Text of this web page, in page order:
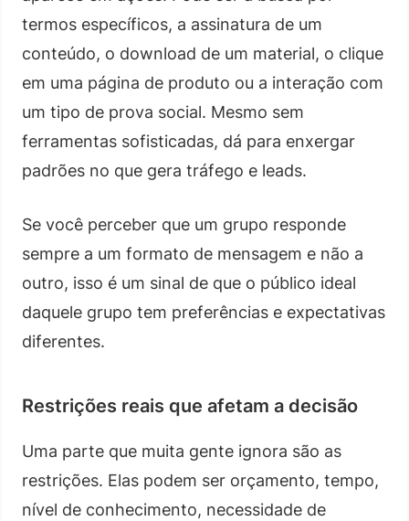
termos específicos, a assinatura de um
conteúdo, o download de um material, o clique
em uma página de produto ou a interação com
um tipo de prova social. Mesmo sem
ferramentas sofisticadas, dá para enxergar
padrões no que gera tráfego e leads.
Se você perceber que um grupo responde
sempre a um formato de mensagem e não a
outro, isso é um sinal de que o público ideal
daquele grupo tem preferências e expectativas
diferentes.
Restrições reais que afetam a decisão
Uma parte que muita gente ignora são as
restrições. Elas podem ser orçamento, tempo,
nível de conhecimento, necessidade de